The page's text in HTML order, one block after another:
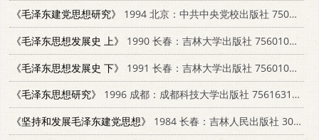
《毛泽东建党思想研究》 1994 北京：中共中央党校出版社 7503508701
《毛泽东思想发展史 上》
1990 长春：吉林大学出版社 7560107036
《毛泽东思想发展史 下》
1991 长春：吉林大学出版社 756010794X
《毛泽东思想研究》
1996 成都：成都科技大学出版社 7561631944
《坚持和发展毛泽东建党思想》
1984 长春：吉林人民出版社 3091·500